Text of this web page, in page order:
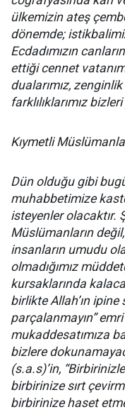
ülkemizin ateş
dönemde;
Ecdadımızın
ettiği cennet
dualarımız,
farklılıklarımız
Kıymetli
Dün olduğu gibi
muhabbetimize
isteyenler olacaktır.
Müslümanların
insanların umudu
olmadığımız
kursaklarında
birlikte Allah’ın ipine
parçalanmayın”
mukaddesatımıza
bizlere
(s.a.s)’in,
birbirinize sırt
birbirinize haset